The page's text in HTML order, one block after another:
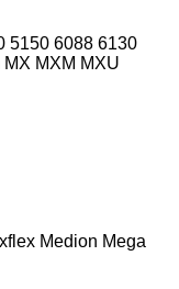
5150 6088 6130
MX MXM MXU
Medion Mega